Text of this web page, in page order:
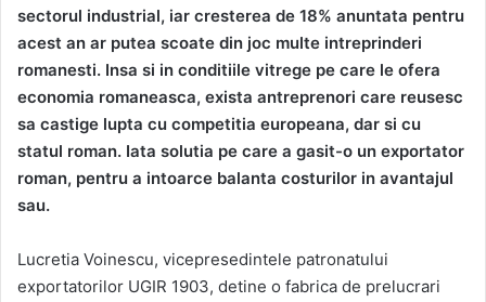
sectorul industrial, iar cresterea de 18% anuntata pentru
acest an ar putea scoate din joc multe intreprinderi
romanesti. Insa si in conditiile vitrege pe care le ofera
economia romaneasca, exista antreprenori care reusesc
sa castige lupta cu competitia europeana, dar si cu
statul roman. Iata solutia pe care a gasit-o un exportator
roman, pentru a intoarce balanta costurilor in avantajul
sau.
Lucretia Voinescu, vicepresedintele patronatului
exportatorilor UGIR 1903, detine o fabrica de prelucrari